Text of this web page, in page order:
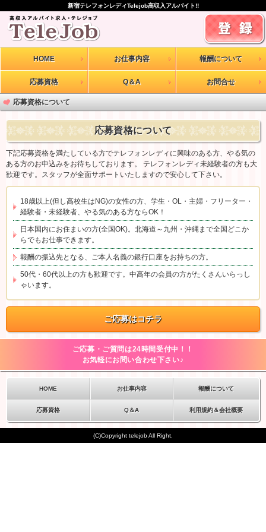
新宿テレフォンレディTelejob高収入アルバイト!!
HOME お仕事内容 報酬について
応募資格 Q＆A お問合せ
応募資格について
応募資格について
下記応募資格を満たしている方でテレフォンレディに興味のある方、やる気の
ある方のお申込みをお待ちしております。 テレフォンレディ未経験者の方も大
歓迎です。スタッフが全面サポートいたしますので安心して下さい。
18歳以上(但し高校生はNG)の女性の方、学生・OL・主婦・フリーター・
経験者・未経験者、やる気のある方ならOK！
日本国内にお住まいの方(全国OK)。北海道～九州・沖縄まで全国どこか
らでもお仕事できます。
報酬の振込先となる、ご本人名義の銀行口座をお持ちの方。
50代・60代以上の方も歓迎です。中高年の会員の方がたくさんいらっし
ゃいます。
ご応募はコチラ
ご応募・ご質問は24時間受付中！！
お気軽にお問い合わせ下さい♪
HOME お仕事内容 報酬について
応募資格 Q＆A 利用規約＆会社概要
(C)Copyright telejob All Right.